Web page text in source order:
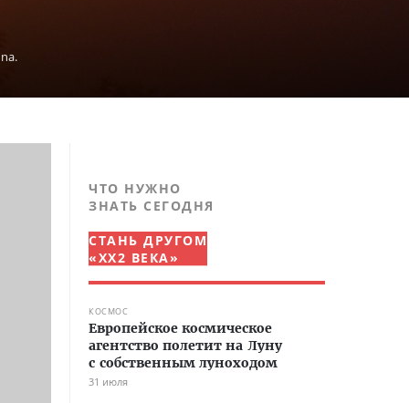
ЧТО НУЖНО
ЗНАТЬ СЕГОДНЯ
СТАНЬ ДРУГОМ
«XX2 ВЕКА»
КОСМОС
Европейское космическое
агентство полетит на Луну
с собственным луноходом
31 июля